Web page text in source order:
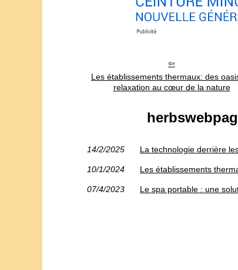
Les établissements thermaux: des
relaxation au cœur de la nature
14/2/2025 La technologie derrière
10/1/2024 Les établissements
07/4/2023 Le spa portable : une